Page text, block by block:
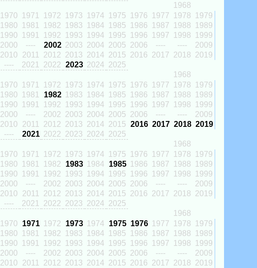
1968
1970
1971 1972 1973 1974 1975 1976 1977 1978
1979
1980
1981 1982 1983 1984 1985 1986 1987 1988
1989
1990
1991 1992 1993 1994 1995 1996 1997 1998
1999
2000
---- 2002 2003 2004 2005 2006 ---- ----
2009
2010
2011 2012 2013 2014 2015 2016 2017 2018 2019
----
2021 2022 2023 2024 2025
1968
1970
1971 1972 1973 1974 1975 1976 1977 1978
1979
1980
1981 1982 1983 1984 1985 1986 1987 1988
1989
1990
1991 1992 1993 1994 1995 1996 1997 1998
1999
2000
---- 2002 2003 2004 2005 2006 ---- ----
2009
2010
2011 2012 2013 2014 2015 2016 2017 2018 2019
----
2021 2022 2023 2024 2025
1968
1970
1971 1972 1973 1974 1975 1976 1977 1978
1979
1980
1981 1982 1983 1984 1985 1986 1987 1988
1989
1990
1991 1992 1993 1994 1995 1996 1997 1998
1999
2000
---- 2002 2003 2004 2005 2006 ---- ----
2009
2010
2011 2012 2013 2014 2015 2016 2017 2018 2019
----
2021 2022 2023 2024 2025
1968
1970
1971 1972 1973 1974 1975 1976 1977 1978
1979
1980
1981 1982 1983 1984 1985 1986 1987 1988
1989
1990
1991 1992 1993 1994 1995 1996 1997 1998
1999
2000
---- 2002 2003 2004 2005 2006 ---- ----
2009
2010
2011 2012 2013 2014 2015 2016 2017 2018 2019